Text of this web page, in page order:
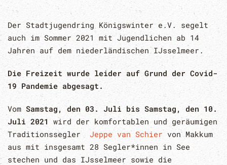
Der Stadtjugendring Königswinter e.V. segelt
auch im Sommer 2021 mit Jugendlichen ab 14
Jahren auf dem niederländischen IJsselmeer.
Die Freizeit wurde leider auf Grund der Covid-
19 Pandemie abgesagt.
Vom Samstag, den 03. Juli bis Samstag, den 10.
Juli 2021 wird der komfortablen und geräumigen
Traditionssegler
Jeppe van Schier von Makkum
aus mit insgesamt 28 Segler*innen in See
stechen und das IJsselmeer sowie die